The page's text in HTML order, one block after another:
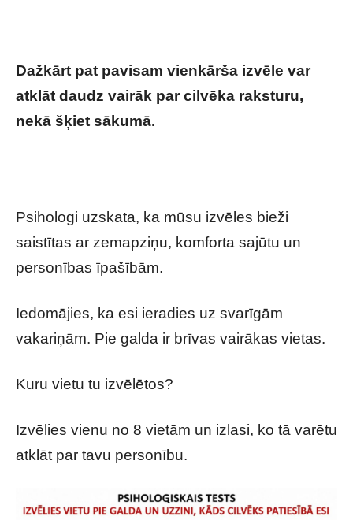
Dažkārt pat pavisam vienkārša izvēle var
atklāt daudz vairāk par cilvēka raksturu,
nekā šķiet sākumā.
Psihologi uzskata, ka mūsu izvēles bieži
saistītas ar zemapziņu, komforta sajūtu un
personības īpašībām.
Iedomājies, ka esi ieradies uz svarīgām
vakariņām. Pie galda ir brīvas vairākas vietas.
Kuru vietu tu izvēlētos?
Izvēlies vienu no 8 vietām un izlasi, ko tā varētu
atklāt par tavu personību.